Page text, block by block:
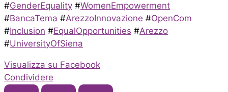
#GenderEquality #WomenEmpowerment
#BancaTema #ArezzoInnovazione #OpenCom
#Inclusion #EqualOpportunities #Arezzo
#UniversityOfSiena
Visualizza su Facebook
Condividere